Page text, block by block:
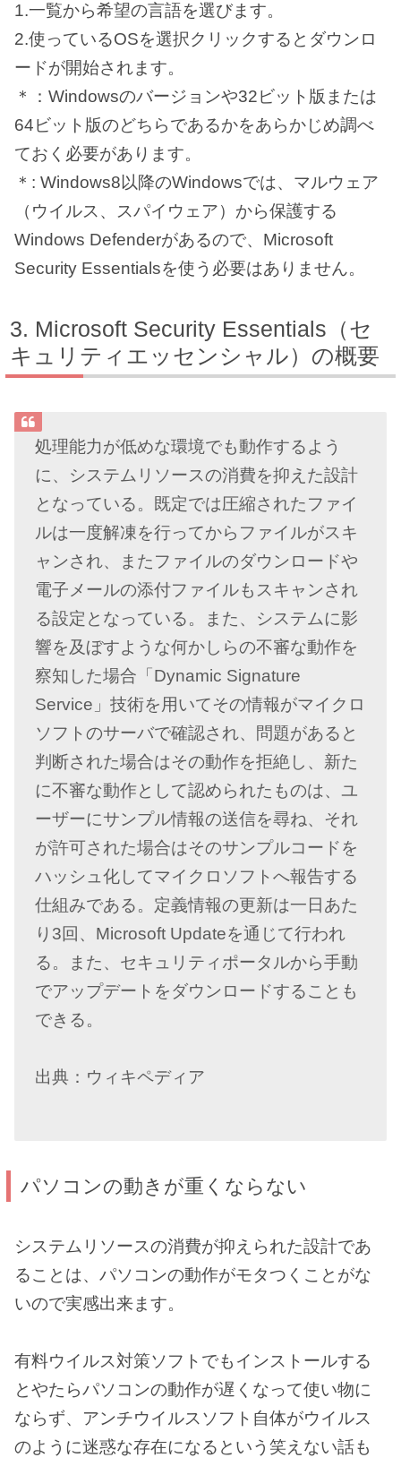
1.一覧から希望の言語を選びます。
2.使っているOSを選択クリックするとダウンロ
ードが開始されます。
＊：Windowsのバージョンや32ビット版または
64ビット版のどちらであるかをあらかじめ調べ
ておく必要があります。
＊: Windows8以降のWindowsでは、マルウェア
（ウイルス、スパイウェア）から保護する
Windows Defenderがあるので、Microsoft
Security Essentialsを使う必要はありません。
Microsoft Security Essentials（セ
キュリティエッセンシャル）の概要
処理能力が低めな環境でも動作するよう
に、システムリソースの消費を抑えた設計
となっている。既定では圧縮されたファイ
ルは一度解凍を行ってからファイルがスキ
ャンされ、またファイルのダウンロードや
電子メールの添付ファイルもスキャンされ
る設定となっている。また、システムに影
響を及ぼすような何かしらの不審な動作を
察知した場合「Dynamic Signature
Service」技術を用いてその情報がマイクロ
ソフトのサーバで確認され、問題があると
判断された場合はその動作を拒絶し、新た
に不審な動作として認められたものは、ユ
ーザーにサンプル情報の送信を尋ね、それ
が許可された場合はそのサンプルコードを
ハッシュ化してマイクロソフトへ報告する
仕組みである。定義情報の更新は一日あた
り3回、Microsoft Updateを通じて行われ
る。また、セキュリティポータルから手動
でアップデートをダウンロードすることも
できる。
出典：ウィキペディア
パソコンの動きが重くならない
システムリソースの消費が抑えられた設計であ
ることは、パソコンの動作がモタつくことがな
いので実感出来ます。
有料ウイルス対策ソフトでもインストールする
とやたらパソコンの動作が遅くなって使い物に
ならず、アンチウイルスソフト自体がウイルス
のように迷惑な存在になるという笑えない話も